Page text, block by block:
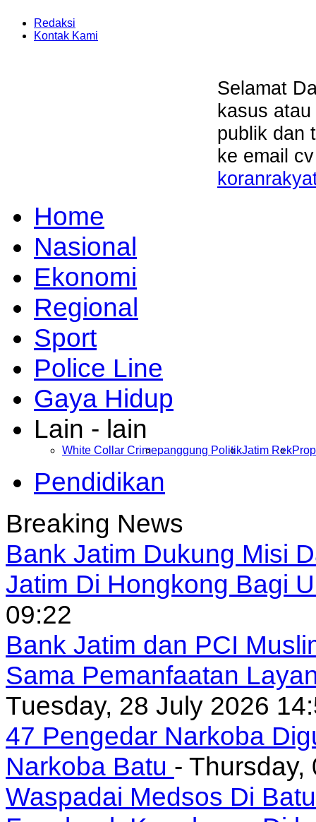
Redaksi
Kontak Kami
Selamat
kasus
publik dan
ke email
Home
Nasional
Ekonomi
Regional
Sport
Police Line
Gaya Hidup
Lain - lain
White Collar Crimepanggung PolitikJatim Rek
Pendidikan
Breaking News
Bank Jatim Dukung Misi
Jatim Di Hongkong Bagi
09:22
Bank Jatim dan PCI
Sama Pemanfaatan
Tuesday, 28 July 2026
47 Pengedar Narkoba
Narkoba Batu - Thursday,
Waspadai Medsos Di